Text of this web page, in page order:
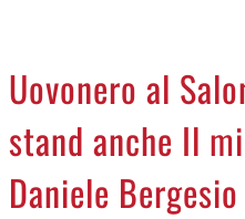
LA
Uovonero al
stand anche Il
Daniele Bergesio